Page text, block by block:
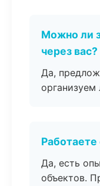
Можно ли
через вас?
Да,
организуем
Да, есть
объектов.